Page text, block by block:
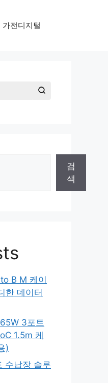
가전디지털
검
색
B M 케이
한 데이터
3포트
1.5m 케
)
수납장 솔루